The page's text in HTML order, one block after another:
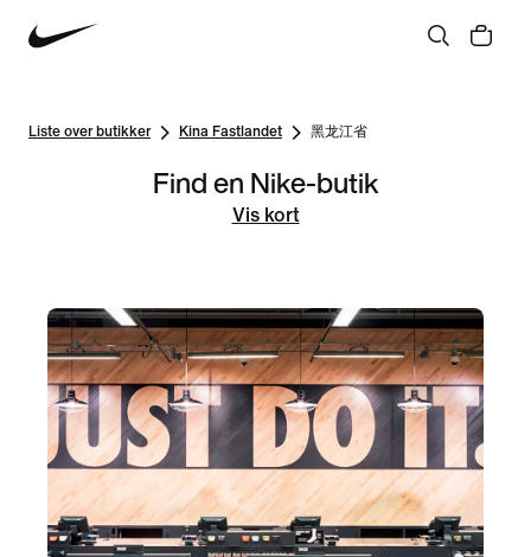
Liste over butikker Kina Fastlandet 黑龙江省
Find en Nike-butik
Vis kort